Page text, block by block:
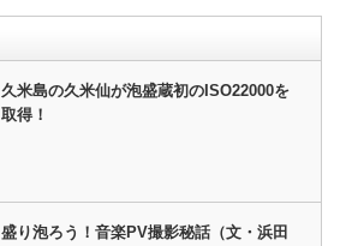
久米島の久米仙が泡盛蔵初のISO22000を
取得！
盛り泡ろう！音楽PV撮影秘話（文・浜田